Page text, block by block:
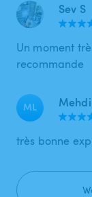
Sev S
Un moment
recommande
ML
très bonne